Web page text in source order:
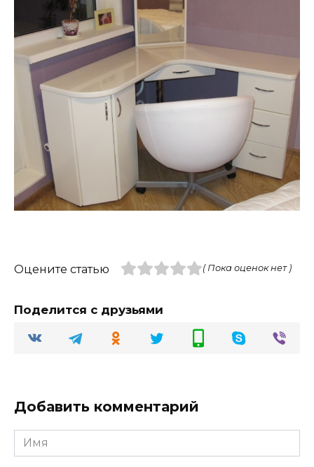
Оцените статью ( Пока оценок нет )
Поделится с друзьями
Добавить комментарий
Имя